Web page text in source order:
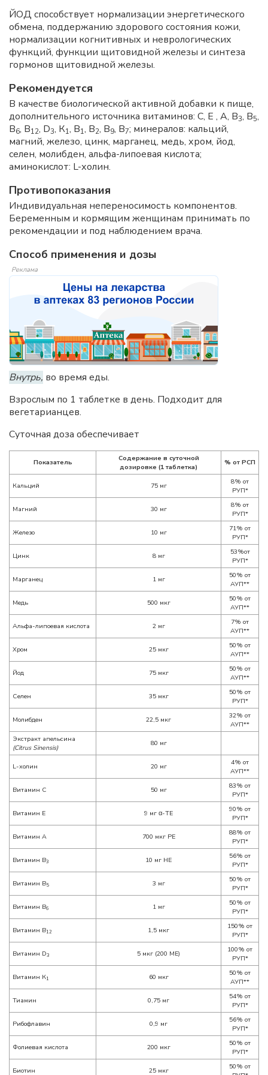
ЙОД способствует нормализации энергетического
обмена, поддержанию здорового состояния кожи,
нормализации когнитивных и неврологических
функций, функции щитовидной железы и синтеза
гормонов щитовидной железы.
Рекомендуется
В качестве биологической активной добавки к пище,
дополнительного источника витаминов: С, Е , А, В3, В5,
В6, В12, D3, К1, В1, В2, В9, В7; минералов: кальций,
магний, железо, цинк, марганец, медь, хром, йод,
селен, молибден, альфа-липоевая кислота;
аминокислот: L-холин.
Противопоказания
Индивидуальная непереносимость компонентов.
Беременным и кормящим женщинам принимать по
рекомендации и под наблюдением врача.
Способ применения и дозы
Реклама
Внутрь, во время еды.
Взрослым по 1 таблетке в день. Подходит для
вегетарианцев.
Суточная доза обеспечивает
Показатель
Содержание в суточной
дозировке (1 таблетка)
% от РСП
Кальций 75 мг
8% от
РУП*
Магний 30 мг
8% от
РУП*
Железо 10 мг
71% от
РУП*
Цинк 8 мг
53%от
РУП*
Марганец 1 мг
50% от
АУП**
Медь 500 мкг
50% от
АУП**
Альфа-липоевая кислота 2 мг
7% от
АУП**
Хром 25 мкг
50% от
АУП**
Йод 75 мкг
50% от
АУП**
Селен 35 мкг
50% от
РУП*
Молибден 22,5 мкг
32% от
АУП**
Экстракт апельсина
(Citrus Sinensis)
80 мг
L-холин 20 мг
4% от
АУП**
Витамин С 50 мг
83% от
РУП*
Витамин Е 9 мг α-TE
90% от
РУП*
Витамин А 700 мкг РЕ
88% от
РУП*
Витамин В3 10 мг НЕ
56% от
РУП*
Витамин В5 3 мг
50% от
РУП*
Витамин В6 1 мг
50% от
РУП*
Витамин В12 1,5 мкг
150% от
РУП*
Витамин D3 5 мкг (200 МЕ)
100% от
РУП*
Витамин К1 60 мкг
50% от
АУП**
Тиамин 0,75 мг
54% от
РУП*
Рибофлавин 0,9 мг
56% от
РУП*
Фолиевая кислота 200 мкг
50% от
РУП*
Биотин 25 мкг
50% от